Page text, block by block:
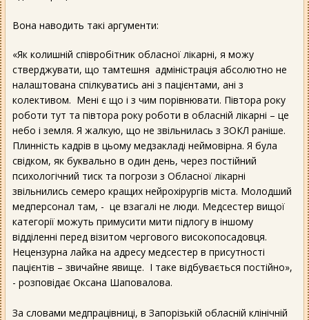
Вона наводить такі аргументи:
«Як колишній співробітник обласної лікарні, я можу
стверджувати, що тамтешня адміністрація абсолютно не
налаштована спілкуватись ані з пацієнтами, ані з
колективом. Мені є що і з чим порівнювати. Півтора року
роботи тут та півтора року роботи в обласній лікарні – це
небо і земля. Я жалкую, що не звільнилась з ЗОКЛ раніше.
Плинність кадрів в цьому медзакладі неймовірна. Я була
свідком, як буквально в один день, через постійний
психологічний тиск та погрози з Обласної лікарні
звільнились семеро кращих нейрохірургів міста. Молодший
медперсонал там, - це взагалі не люди. Медсестер вищої
категорії можуть примусити мити підлогу в іншому
відділенні перед візитом чергового високопосадовця.
Нецензурна лайка на адресу медсестер в присутності
пацієнтів – звичайне явище. І таке відбувається постійно»,
- розповідає Оксана Шаповалова.
За словами медпрацівниці, в Запорізькій обласній клінічній